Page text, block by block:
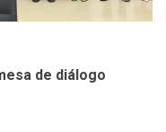
de diálogo